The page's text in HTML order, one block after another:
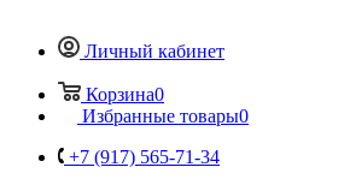
Личный кабинет
Корзина0
Избранные товары0
+7 (917) 565-71-34